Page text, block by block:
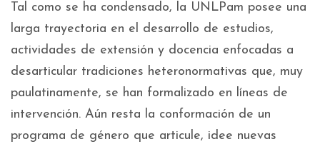
Tal como se ha condensado, la UNLPam posee una
larga trayectoria en el desarrollo de estudios,
actividades de extensión y docencia enfocadas a
desarticular tradiciones heteronormativas que, muy
paulatinamente, se han formalizado en líneas de
intervención. Aún resta la conformación de un
programa de género que articule, idee nuevas